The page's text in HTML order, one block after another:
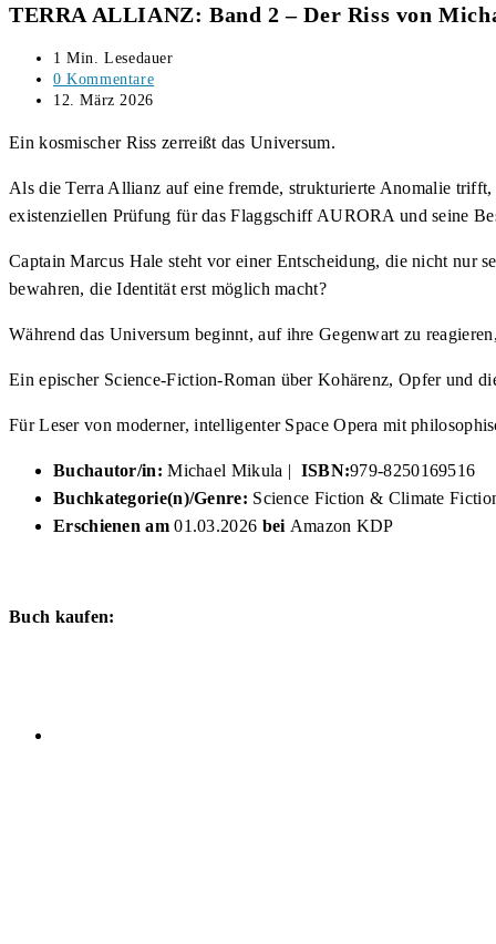
durchsuchen
TERRA ALLIANZ: Band 2 – Der Riss von
Lesedauer:
1 Min. Lesedauer
Beitrags-
Kommentare:
0 Kommentare
Beitrag
12. März 2026
Ein kosmischer Riss zerreißt das Universum.
Als die Terra Allianz auf eine fremde, strukturierte Anomalie
existenziellen Prüfung für das Flaggschiff AURORA und seine
Captain Marcus Hale steht vor einer Entscheidung, die nicht nur
bewahren, die Identität erst möglich macht?
Während das Universum beginnt, auf ihre Gegenwart zu
Ein epischer Science-Fiction-Roman über Kohärenz, Opfer und
Für Leser von moderner, intelligenter Space Opera mit
Buchautor/in:Michael Mikula | ISBN:979-8250169516
Buchkategorie(n)/Genre: Science Fiction & Climate
Erschienen am01.03.2026 bei Amazon KDP
Buch kaufen: